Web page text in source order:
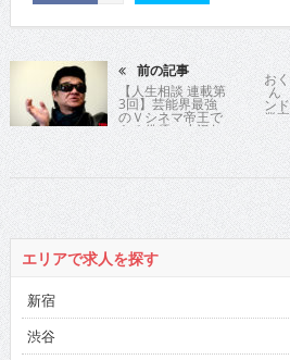
前の記事
【人生相談 連載第
3回】芸能界最強
のＶシネマ帝王で
ある俳優の小沢仁
志氏が時に優し
く、時に厳しく歯
切れよく人生指
南！
お
ん
ン
業
愛
トレ
エリアで求人を探す
新宿
渋谷